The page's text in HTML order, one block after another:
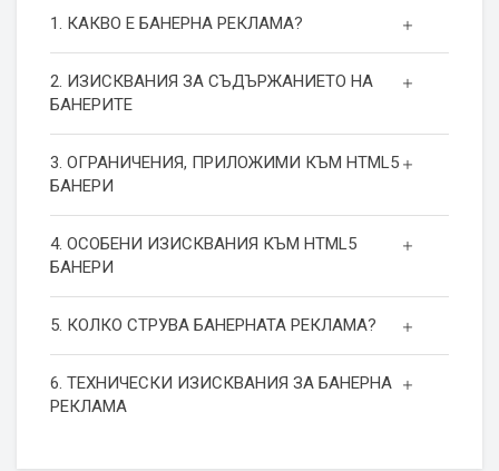
1. КАКВО Е БАНЕРНА РЕКЛАМА?
2. ИЗИСКВАНИЯ ЗА СЪДЪРЖАНИЕТО НА
БАНЕРИТЕ
3. ОГРАНИЧЕНИЯ, ПРИЛОЖИМИ КЪМ HTML5
БАНЕРИ
4. ОСОБЕНИ ИЗИСКВАНИЯ КЪМ HTML5
БАНЕРИ
5. КОЛКО СТРУВА БАНЕРНАТА РЕКЛАМА?
6. ТЕХНИЧЕСКИ ИЗИСКВАНИЯ ЗА БАНЕРНА
РЕКЛАМА